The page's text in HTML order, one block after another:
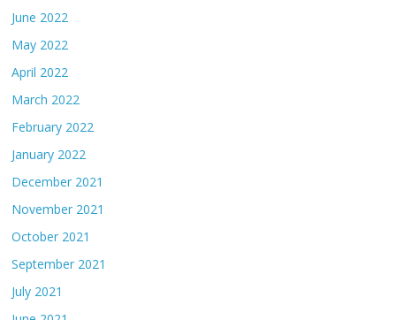
June 2022
May 2022
April 2022
March 2022
February 2022
January 2022
December 2021
November 2021
October 2021
September 2021
July 2021